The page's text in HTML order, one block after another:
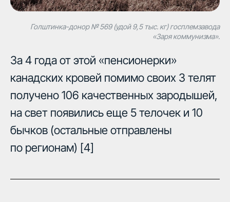
Голштинка-донор № 569 (удой 9,5 тыс. кг) госплемзавода
«Заря коммунизма».
За 4 года от этой «пенсионерки»
канадских кровей помимо своих 3 телят
получено 106 качественных зародышей,
на свет появились еще 5 телочек и 10
бычков (остальные отправлены
по регионам) [4]